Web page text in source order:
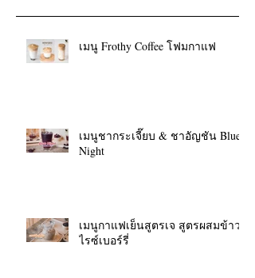
เมนู Frothy Coffee โฟมกาแฟ
เมนูชากระเจี๊ยบ & ชาอัญชัน Blue
Night
เมนูกาแฟเย็นสูตรเจ สูตรผสมข้าว
ไรซ์เบอร์รี่